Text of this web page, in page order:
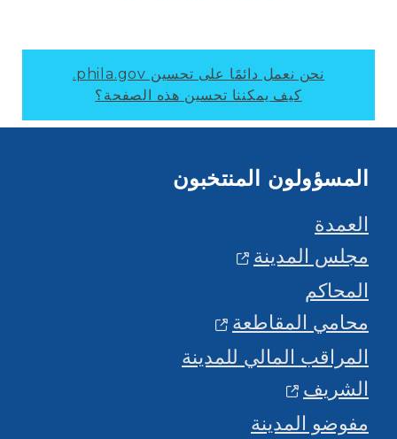
نحن نعمل دائمًا على تحسين phila.gov.
كيف يمكننا تحسين هذه الصفحة؟
المسؤولون المنتخبون
العمدة
مجلس المدينة
المحاكم
محامي المقاطعة
المراقب المالي للمدينة
الشريف
مفوضو المدينة